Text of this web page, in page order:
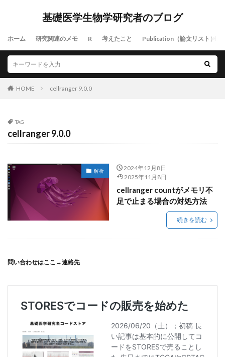
基礎医学生物学研究者のブログ
ホーム 研究関連のメモ R 考えたこと Publication（論文リスト）
HOME cellranger 9.0.0
TAG
cellranger 9.0.0
解析
2024年12月8日
2025年11月8日
cellranger countがメモリ不
足で止まる場合の対処方法
続きを読む
問い合わせはここ→連絡先